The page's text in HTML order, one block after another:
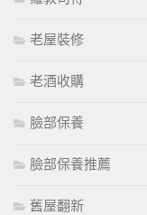
老屋裝修
老酒收購
臉部保養
臉部保養推薦
舊屋翻新